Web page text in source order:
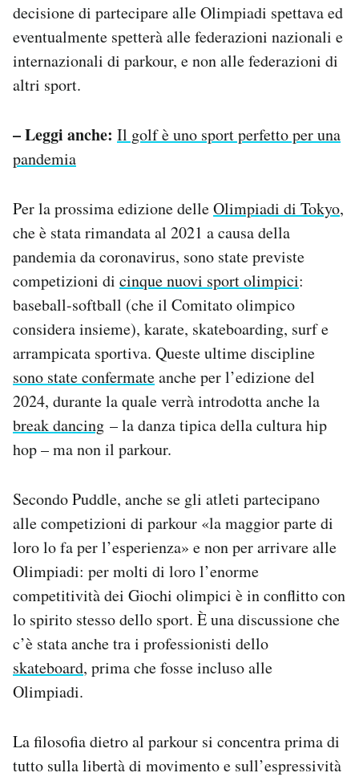
decisione di partecipare alle Olimpiadi spettava ed
eventualmente spetterà alle federazioni nazionali e
internazionali di parkour, e non alle federazioni di
altri sport.
– Leggi anche: Il golf è uno sport perfetto per una
pandemia
Per la prossima edizione delleOlimpiadi di Tokyo,
che è stata rimandata al 2021 a causa della
pandemia da coronavirus, sono state previste
competizioni di cinque nuovi sport olimpici:
baseball-softball (che il Comitato olimpico
considera insieme), karate, skateboarding, surf e
arrampicata sportiva. Queste ultime discipline
sono state confermateanche per l’edizione del
2024, durante la quale verrà introdotta anche la
break dancing – la danza tipica della cultura hip
hop – ma non il parkour.
Secondo Puddle, anche se gli atleti partecipano
alle competizioni di parkour «la maggior parte di
loro lo fa per l’esperienza» e non per arrivare alle
Olimpiadi: per molti di loro l’enorme
competitività dei Giochi olimpici è in conflitto con
lo spirito stesso dello sport. È una discussione che
c’è stata anche tra i professionisti dello
skateboard, prima che fosse incluso alle
Olimpiadi.
La filosofia dietro al parkour si concentra prima di
tutto sulla libertà di movimento e sull’espressività